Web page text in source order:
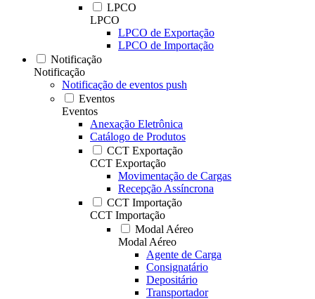
LPCO
LPCO
LPCO de Exportação
LPCO de Importação
Notificação
Notificação
Notificação de eventos push
Eventos
Eventos
Anexação Eletrônica
Catálogo de Produtos
CCT Exportação
CCT Exportação
Movimentação de Cargas
Recepção Assíncrona
CCT Importação
CCT Importação
Modal Aéreo
Modal Aéreo
Agente de Carga
Consignatário
Depositário
Transportador